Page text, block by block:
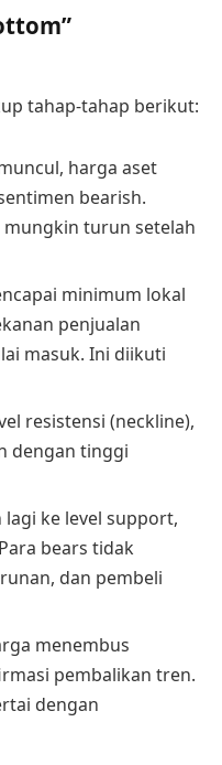
tahap-tahap berikut:
harga aset
bearish.
turun setelah
minimum lokal
penjualan
masuk. Ini diikuti
resistensi (neckline),
dengan tinggi
ke level support,
bears tidak
dan pembeli
menembus
pembalikan tren.
dengan